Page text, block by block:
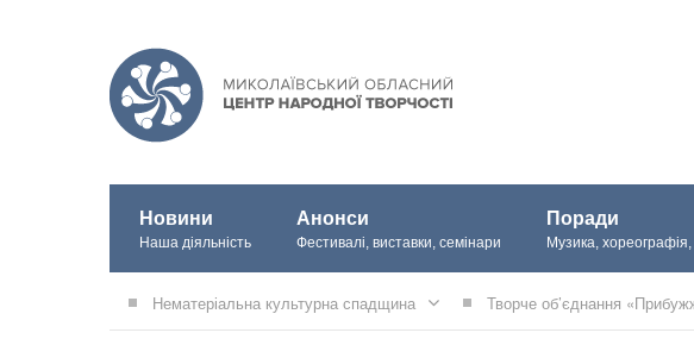
Новини
Наша діяльність
Анонси
Фестивалі, виставки, семінари
Поради
Музика,
Нематеріальна культурна спадщина Творче об’єднання